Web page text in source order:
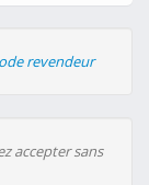
revendeur
accepter sans